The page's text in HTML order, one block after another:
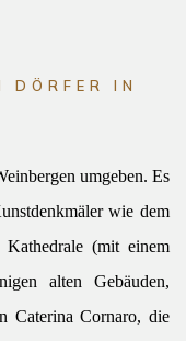
DÖRFER IN
umgeben. Es
wie dem
(mit einem
alten Gebäuden,
Caterina Cornaro, die